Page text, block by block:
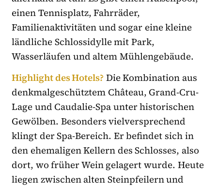
einen Tennisplatz, Fahrräder,
Familienaktivitäten und sogar eine kleine
ländliche Schlossidylle mit Park,
Wasserläufen und altem Mühlengebäude.
Highlight des Hotels? Die Kombination aus
denkmalgeschütztem Château, Grand-Cru-
Lage und Caudalie-Spa unter historischen
Gewölben. Besonders vielversprechend
klingt der Spa-Bereich. Er befindet sich in
den ehemaligen Kellern des Schlosses, also
dort, wo früher Wein gelagert wurde. Heute
liegen zwischen alten Steinpfeilern und